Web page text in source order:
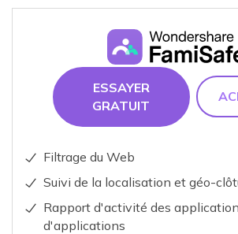
ESSAYER
GRATUIT
Filtrage du Web
Suivi de la localisation et géo-
Rapport d'activité des
d'applications